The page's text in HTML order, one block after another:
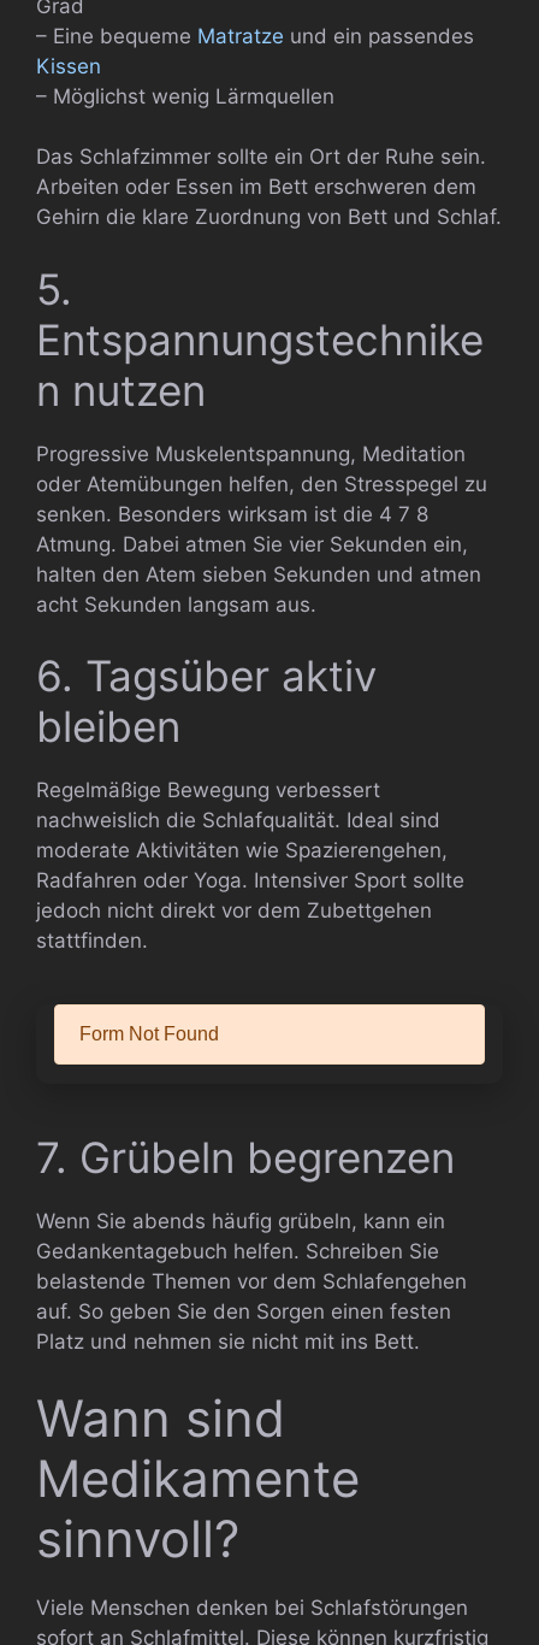
Grad
– Eine bequeme Matratze und ein passendes
Kissen
– Möglichst wenig Lärmquellen
Das Schlafzimmer sollte ein Ort der Ruhe sein.
Arbeiten oder Essen im Bett erschweren dem
Gehirn die klare Zuordnung von Bett und Schlaf.
5.
Entspannungstechnike
n nutzen
Progressive Muskelentspannung, Meditation
oder Atemübungen helfen, den Stresspegel zu
senken. Besonders wirksam ist die 4 7 8
Atmung. Dabei atmen Sie vier Sekunden ein,
halten den Atem sieben Sekunden und atmen
acht Sekunden langsam aus.
6. Tagsüber aktiv
bleiben
Regelmäßige Bewegung verbessert
nachweislich die Schlafqualität. Ideal sind
moderate Aktivitäten wie Spazierengehen,
Radfahren oder Yoga. Intensiver Sport sollte
jedoch nicht direkt vor dem Zubettgehen
stattfinden.
7. Grübeln begrenzen
Wenn Sie abends häufig grübeln, kann ein
Gedankentagebuch helfen. Schreiben Sie
belastende Themen vor dem Schlafengehen
auf. So geben Sie den Sorgen einen festen
Platz und nehmen sie nicht mit ins Bett.
Wann sind
Medikamente
sinnvoll?
Viele Menschen denken bei Schlafstörungen
sofort an Schlafmittel. Diese können kurzfristig